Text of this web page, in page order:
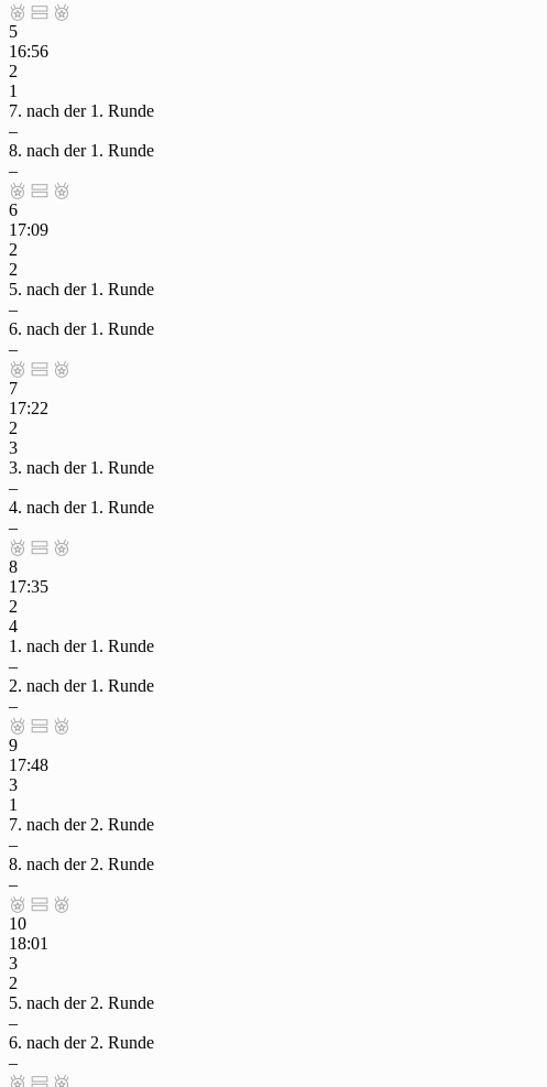
  
5
16:56
2
1
7. nach der 1. Runde
–
8. nach der 1. Runde
–
  
6
17:09
2
2
5. nach der 1. Runde
–
6. nach der 1. Runde
–
  
7
17:22
2
3
3. nach der 1. Runde
–
4. nach der 1. Runde
–
  
8
17:35
2
4
1. nach der 1. Runde
–
2. nach der 1. Runde
–
  
9
17:48
3
1
7. nach der 2. Runde
–
8. nach der 2. Runde
–
  
10
18:01
3
2
5. nach der 2. Runde
–
6. nach der 2. Runde
–
  